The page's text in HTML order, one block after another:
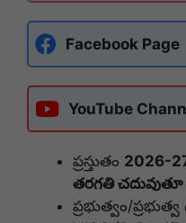
Facebook Page
YouTube
ప్రస్తుతం 2026-
తరగతి
ప్రభుత్వం/